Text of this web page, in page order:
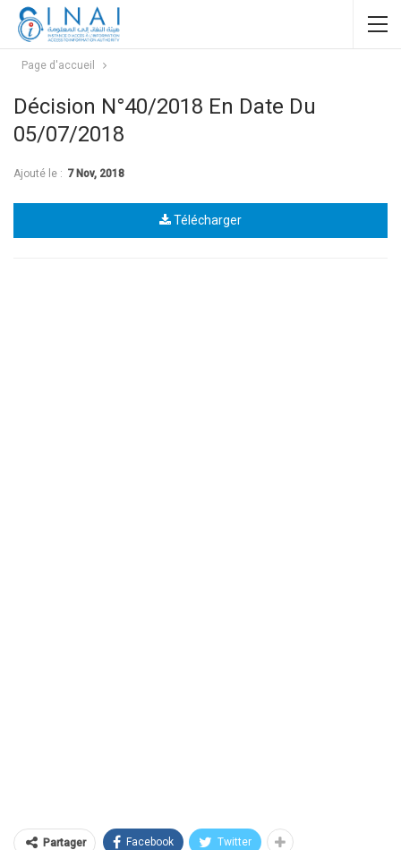
Page d'accueil
Décision N°40/2018 En Date Du
05/07/2018
Ajouté le : 7 Nov, 2018
Télécharger
Partager Facebook Twitter